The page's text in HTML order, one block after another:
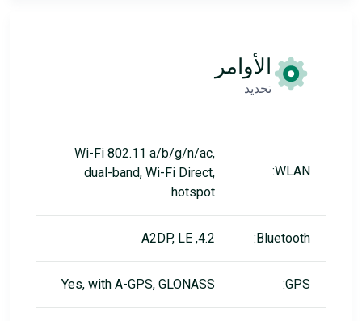
الأوامر
تحديد
WLAN:
Wi-Fi 802.11 a/b/g/n/ac,
dual-band, Wi-Fi Direct,
hotspot
Bluetooth:
4.2, A2DP, LE
GPS:
Yes, with A-GPS, GLONASS